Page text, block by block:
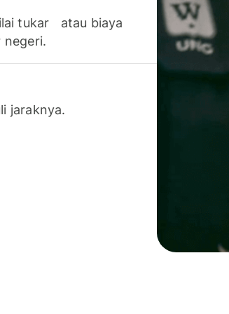
tukar atau biaya
negeri.
jaraknya.